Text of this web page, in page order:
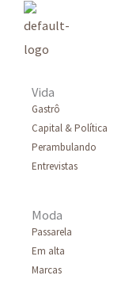
Vida
Gastrô
Capital & Política
Perambulando
Entrevistas
Moda
Passarela
Em alta
Marcas